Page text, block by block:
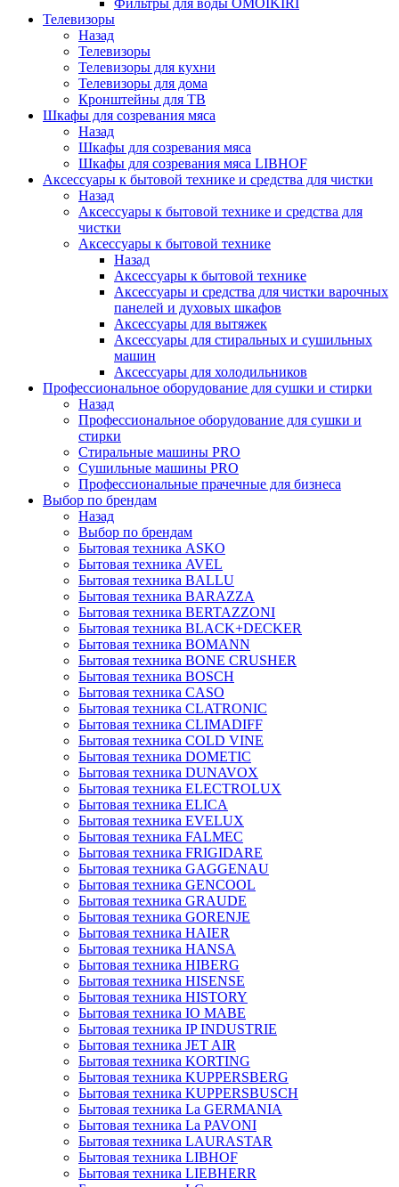
Фильтры для воды OMOIKIRI
Телевизоры
Назад
Телевизоры
Телевизоры для кухни
Телевизоры для дома
Кронштейны для ТВ
Шкафы для созревания мяса
Назад
Шкафы для созревания мяса
Шкафы для созревания мяса LIBHOF
Аксессуары к бытовой технике и средства для чистки
Назад
Аксессуары к бытовой технике и средства для
чистки
Аксессуары к бытовой технике
Назад
Аксессуары к бытовой технике
Аксессуары и средства для чистки варочных
панелей и духовых шкафов
Аксессуары для вытяжек
Аксессуары для стиральных и сушильных
машин
Аксессуары для холодильников
Профессиональное оборудование для сушки и стирки
Назад
Профессиональное оборудование для сушки и
стирки
Стиральные машины PRO
Сушильные машины PRO
Профессиональные прачечные для бизнеса
Выбор по брендам
Назад
Выбор по брендам
Бытовая техника ASKO
Бытовая техника AVEL
Бытовая техника BALLU
Бытовая техника BARAZZA
Бытовая техника BERTAZZONI
Бытовая техника BLACK+DECKER
Бытовая техника BOMANN
Бытовая техника BONE CRUSHER
Бытовая техника BOSCH
Бытовая техника CASO
Бытовая техника CLATRONIC
Бытовая техника CLIMADIFF
Бытовая техника COLD VINE
Бытовая техника DOMETIC
Бытовая техника DUNAVOX
Бытовая техника ELECTROLUX
Бытовая техника ELICA
Бытовая техника EVELUX
Бытовая техника FALMEC
Бытовая техника FRIGIDARE
Бытовая техника GAGGENAU
Бытовая техника GENCOOL
Бытовая техника GRAUDE
Бытовая техника GORENJE
Бытовая техника HAIER
Бытовая техника HANSA
Бытовая техника HIBERG
Бытовая техника HISENSE
Бытовая техника HISTORY
Бытовая техника IO MABE
Бытовая техника IP INDUSTRIE
Бытовая техника JET AIR
Бытовая техника KORTING
Бытовая техника KUPPERSBERG
Бытовая техника KUPPERSBUSCH
Бытовая техника La GERMANIA
Бытовая техника La PAVONI
Бытовая техника LAURASTAR
Бытовая техника LIBHOF
Бытовая техника LIEBHERR